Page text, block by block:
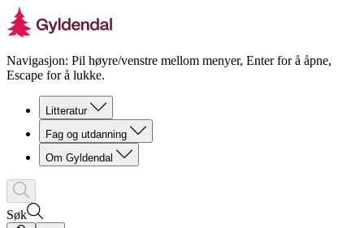
Navigasjon: Pil høyre/venstre mellom menyer, Enter for å åpne,
Escape for å lukke.
Litteratur
Fag og utdanning
Om Gyldendal
Søk